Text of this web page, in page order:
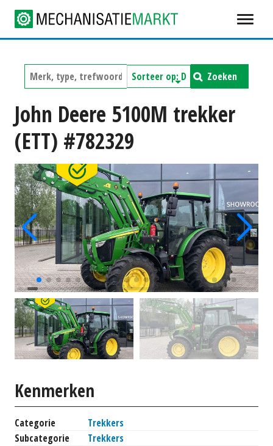
Zoeken
John Deere 5100M trekker
(ETT) #782329
Kenmerken
Categorie
Trekkers
Subcategorie
Trekkers